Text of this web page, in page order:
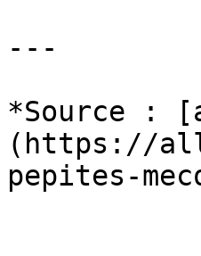
---
*Source :
(https://